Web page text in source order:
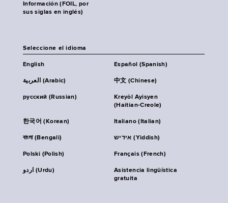
Información (FOIL, por
sus siglas en inglés)
Seleccione el idioma
English Español (Spanish)
العربية (Arabic) 中文 (Chinese)
русский (Russian)
Kreyòl Ayisyen
(Haitian-Creole)
한국어 (Korean) Italiano (Italian)
বাংলা (Bengali) אידיש (Yiddish)
Polski (Polish) Français (French)
اردو (Urdu)
Asistencia lingüística
gratuita